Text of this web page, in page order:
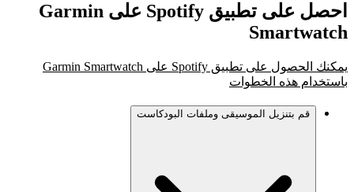
احصل على تطبيق Spotify على Garmin
Smartwatch
يمكنك الحصول على تطبيق Spotify على Garmin Smartwatch
باستخدام هذه الخطوات
قم بتنزيل الموسيقى وملفات البودكاست